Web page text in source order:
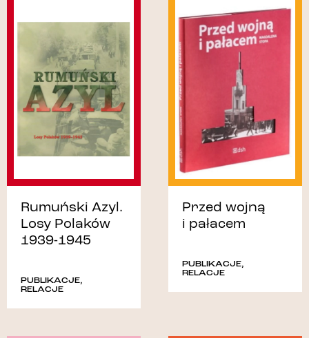
Rumuński Azyl.
Losy Polaków
1939-1945
PUBLIKACJE,
RELACJE
Przed wojną
i pałacem
PUBLIKACJE,
RELACJE